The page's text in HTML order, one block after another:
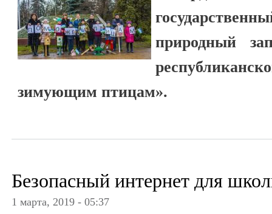
природный
зимующим птицам».
Безопасный интернет для
1 марта, 2019 - 05:37